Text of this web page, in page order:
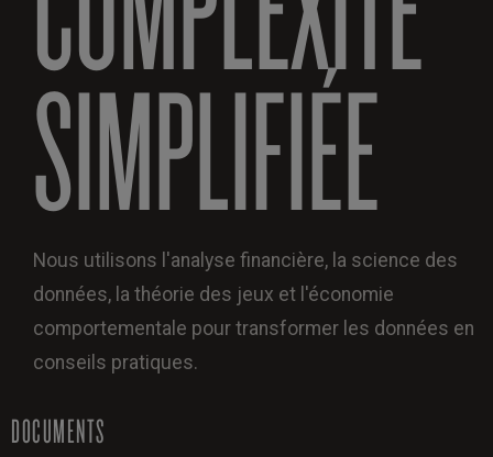
SIMPLIFIÉE
Nous utilisons l'analyse financière, la science des
données, la théorie des jeux et l'économie
comportementale pour transformer les données en
conseils pratiques.
DOCUMENTS